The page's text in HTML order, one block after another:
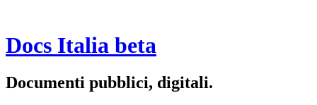
Docs Italia beta
Documenti pubblici, digitali.